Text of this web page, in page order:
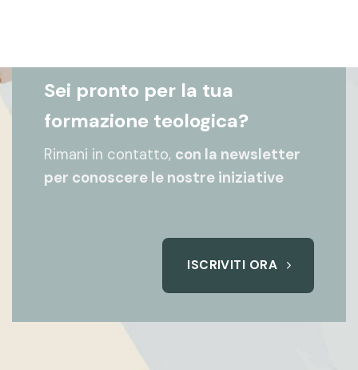
Sei pronto per la tua
formazione teologica?
Rimani in contatto, con la newsletter
per conoscere le nostre iniziative
ISCRIVITI ORA